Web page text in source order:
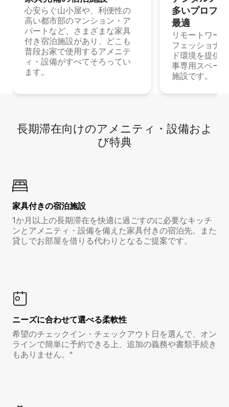
心安らぐ山小屋や、利便性の
高い都市部のマンション・ア
パートなど、さまざまな家具
付き宿泊施設があり、どこも
普段お家で使用するアメニテ
ィ・設備がすべてそろってい
ます。
多⁠いプ⁠ロ⁠フ⁠
最⁠適
リモートワー
フェッショナ
ド環境を提供
事専用スペー
施設です。
長期滞在向け⁠のア⁠メ⁠ニ⁠テ⁠ィ⁠・設⁠備⁠およ
び特⁠典
家具付き⁠の宿⁠泊⁠施⁠設
1か月以上の長期滞在を快適に過ごすのに必要なキッチ
ンとアメニティ・設備を備えた家具付きの宿泊先。また
貸しでお部屋を借りる代わりとなるご提案です。
ニーズに合わせて選べる柔軟性
希望のチェックイン・チェックアウト日を選んで、オン
ラインで簡単に予約できる上、追加の義務や書類手続き
もありません。*